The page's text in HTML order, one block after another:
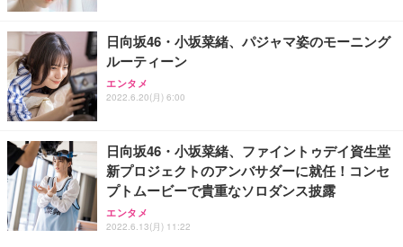
日向坂46・小坂菜緒、パジャマ姿のモーニング
ルーティーン
エンタメ
2022.6.20(月) 6:00
日向坂46・小坂菜緒、ファイントゥデイ資生堂
新プロジェクトのアンバサダーに就任！コンセ
プトムービーで貴重なソロダンス披露
エンタメ
2022.6.13(月) 11:22